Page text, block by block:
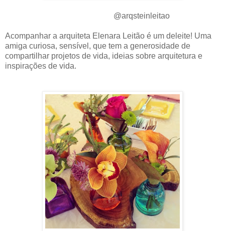
@arqsteinleitao
Acompanhar a arquiteta Elenara Leitão é um deleite! Uma
amiga curiosa, sensível, que tem a generosidade de
compartilhar projetos de vida, ideias sobre arquitetura e
inspirações de vida.